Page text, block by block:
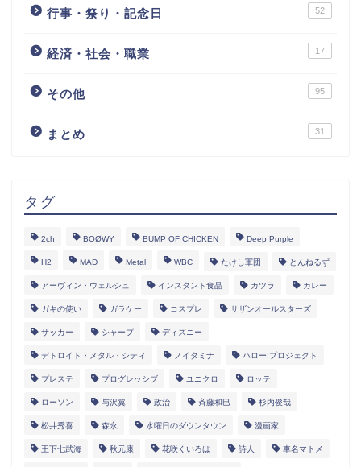
行事・祭り・記念日 52
経済・社会・職業 17
その他 95
まとめ 31
タグ
2ch BOØWY BUMP OF CHICKEN Deep Purple
H2 MAD Metal WBC たけし軍団 とんねるず
アーヴィン・ウェルシュ インスタント食品 カツラ カレー
ガキの使い ガラケー コスプレ サザンオールスターズ
サッカー シャープ ディズニー
デトロイト・メタル・シティ ノイタミナ ハロー!プロジェクト
プレステ プログレッシブ ユニクロ ロッテ
ローソン 与沢翼 政治 斉藤和巳 杉内俊哉
松井秀喜 森永 水曜日のダウンタウン 漫画家
王下七武海 秋元康 花咲くいろは 詩人 車名マトメ